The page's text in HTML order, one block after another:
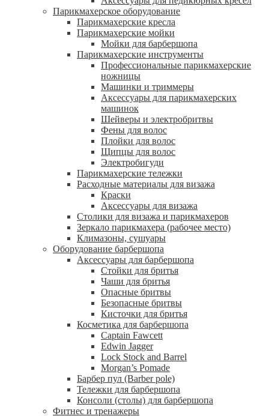
Парикмахерское оборудование
Парикмахерские кресла
Парикмахерские мойки
Мойки для барбершопа
Парикмахерские инструменты
Профессиональные парикмахерские
ножницы
Машинки и триммеры
Аксессуары для парикмахерских
машинок
Шейверы и электробритвы
Фены для волос
Плойки для волос
Щипцы для волос
Электробигуди
Парикмахерские тележки
Расходные материалы для визажа
Краски
Аксессуары для визажа
Столики для визажа и парикмахеров
Зеркало парикмахера (рабочее место)
Климазоны, сушуары
Оборудование барбершопа
Аксессуары для барбершопа
Стойки для бритья
Чаши для бритья
Опасные бритвы
Безопасные бритвы
Кисточки для бритья
Косметика для барбершопа
Captain Fawcett
Edwin Jagger
Lock Stock and Barrel
Morgan’s Pomade
Барбер пул (Barber pole)
Тележки для барбершопа
Консоли (столы) для барбершопа
Фитнес и тренажеры